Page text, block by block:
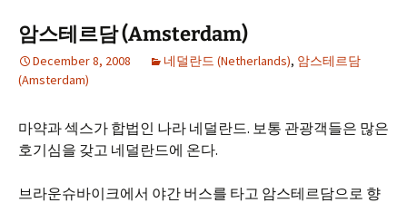
암스테르담 (Amsterdam)
December 8, 2008 네덜란드 (Netherlands), 암스테르담
(Amsterdam)
마약과 섹스가 합법인 나라 네덜란드. 보통 관광객들은 많은
호기심을 갖고 네덜란드에 온다.
브라운슈바이크에서 야간 버스를 타고 암스테르담으로 향